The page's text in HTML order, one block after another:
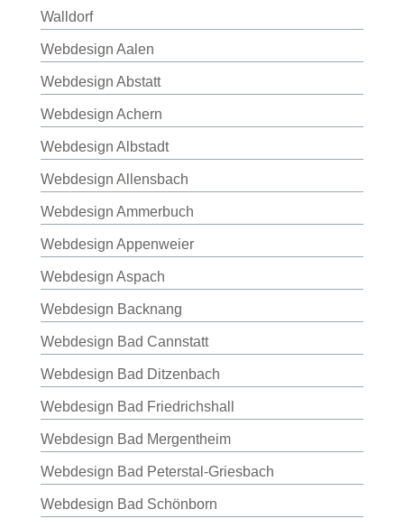
Walldorf
Webdesign Aalen
Webdesign Abstatt
Webdesign Achern
Webdesign Albstadt
Webdesign Allensbach
Webdesign Ammerbuch
Webdesign Appenweier
Webdesign Aspach
Webdesign Backnang
Webdesign Bad Cannstatt
Webdesign Bad Ditzenbach
Webdesign Bad Friedrichshall
Webdesign Bad Mergentheim
Webdesign Bad Peterstal-Griesbach
Webdesign Bad Schönborn